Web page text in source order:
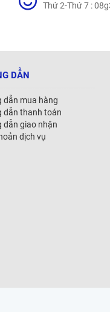
Thứ 2-Thứ 7 :
DẪN
dẫn mua hàng
dẫn thanh toán
dẫn giao nhận
dịch vụ